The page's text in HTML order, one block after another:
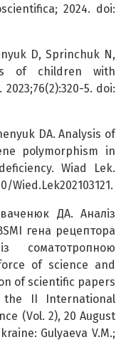
2024. doi:
D, Sprinchuk N,
of children with
5. doi:
DA. Аnalysis of
polymorphism in
Wiad Lek.
Wied.Lek202103121.
ДА. Аналіз
гена рецептора
соматотропною
of science and
of scientific papers
the II International
(Vol. 2), 20 August
Gulyaeva V.M.;